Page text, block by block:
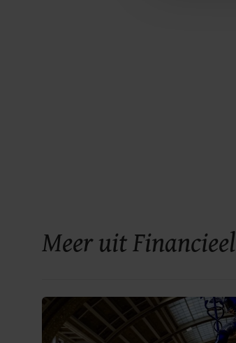
Meer uit Financieel